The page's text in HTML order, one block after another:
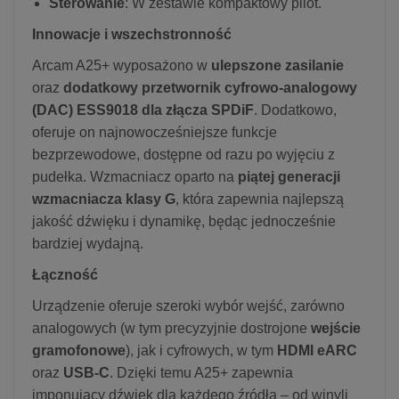
Innowacje i wszechstronność
Arcam A25+ wyposażono w ulepszone zasilanie
oraz dodatkowy przetwornik cyfrowo-analogowy
(DAC) ESS9018 dla złącza SPDiF. Dodatkowo,
oferuje on najnowocześniejsze funkcje
bezprzewodowe, dostępne od razu po wyjęciu z
pudełka. Wzmacniacz oparto na piątej generacji
wzmacniacza klasy G, która zapewnia najlepszą
jakość dźwięku i dynamikę, będąc jednocześnie
bardziej wydajną.
Łączność
Urządzenie oferuje szeroki wybór wejść, zarówno
analogowych (w tym precyzyjnie dostrojone wejście
gramofonowe), jak i cyfrowych, w tym HDMI eARC
oraz USB-C. Dzięki temu A25+ zapewnia
imponujący dźwięk dla każdego źródła – od winyli